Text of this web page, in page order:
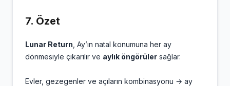
7. Özet
Lunar Return , Ay’ın natal konumuna her ay
dönmesiyle çıkarılır ve aylık öngörüler sağlar.
Evler, gezegenler ve açıların kombinasyonu → ay